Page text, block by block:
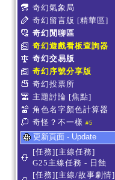
奇幻氣象局
奇幻留言版 [精華區]
奇幻閒聊區
奇幻遊戲看板查詢器
奇幻交易版
奇幻序號分享版
奇幻投票所
主題討論 [焦點]
角色名字顏色計算器
奇怪？不一樣 #5
更新頁面 - Update
[任務][主線任務]
G25主線任務 - 日蝕
[任務][主線/故事劇情]